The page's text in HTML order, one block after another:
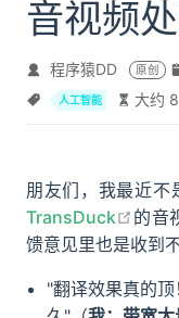
音视频
程序猿DD 原创
人工智能 大约
朋友们，我最近不
TransDuck
的音
馈意见里也是收到
"翻译效果真的